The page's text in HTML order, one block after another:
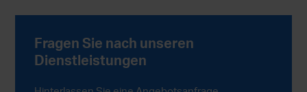
Fragen Sie nach unseren
Dienstleistungen